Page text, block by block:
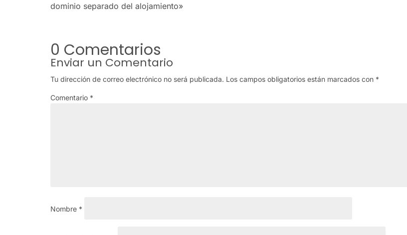
dominio separado del alojamiento»
0 Comentarios
Enviar un Comentario
Tu dirección de correo electrónico no será publicada. Los campos obligatorios están marcados con *
Comentario *
Nombre *